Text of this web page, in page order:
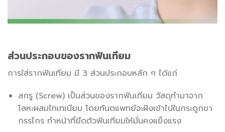
ส่วนประกอบของรากฟันเทียม
การใส่รากฟันเทียม มี 3 ส่วนประกอบหลัก ๆ ได้แก่
สกรู (Screw) เป็นส่วนของรากฟันเทียม วัสดุทำมาจาก
โลหะผสมไทเทเนียม โดยทันตแพทย์จะฝังเข้าไปในกระดูกขา
กรรไกร ทำหน้าที่ยึดตัวฟันเทียมให้มั่นคงแข็งแรง